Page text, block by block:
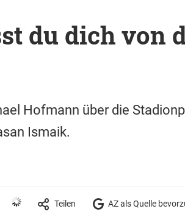
du dich von
Hofmann über die
Ismaik.
Teilen AZ als Quelle